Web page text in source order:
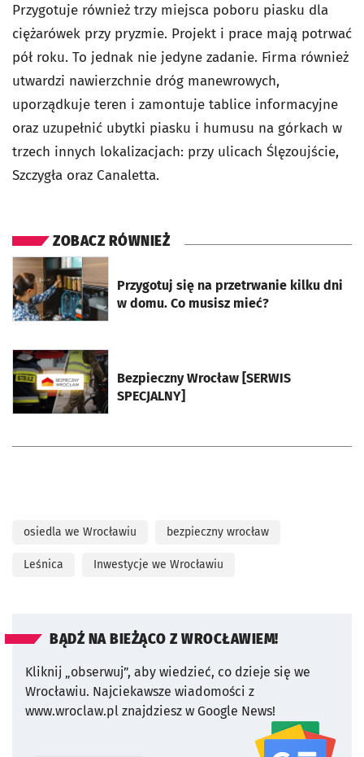
Przygotuje również trzy miejsca poboru piasku dla
ciężarówek przy pryzmie. Projekt i prace mają potrwać
pół roku. To jednak nie jedyne zadanie. Firma również
utwardzi nawierzchnie dróg manewrowych,
uporządkuje teren i zamontuje tablice informacyjne
oraz uzupełnić ubytki piasku i humusu na górkach w
trzech innych lokalizacjach: przy ulicach Ślęzoujście,
Szczygła oraz Canaletta.
ZOBACZ RÓWNIEŻ
Przygotuj się na przetrwanie kilku dni
w domu. Co musisz mieć?
otworzy się w nowej karcie
Bezpieczny Wrocław [SERWIS
SPECJALNY]
otworzy się w nowej karcie
osiedla we Wrocławiu bezpieczny wrocław
Leśnica Inwestycje we Wrocławiu
BĄDŹ NA BIEŻĄCO Z WROCŁAWIEM!
Kliknij „obserwuj”, aby wiedzieć, co dzieje się we
Wrocławiu. Najciekawsze wiadomości z
www.wroclaw.pl znajdziesz w Google News!